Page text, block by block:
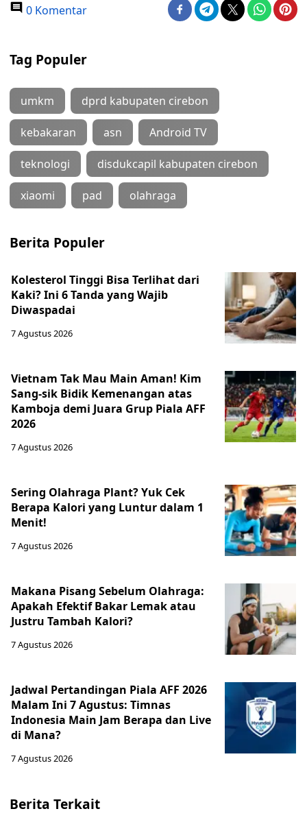
0 Komentar
Tag Populer
umkm dprd kabupaten cirebon
kebakaran asn Android TV
teknologi disdukcapil kabupaten cirebon
xiaomi pad olahraga
Berita Populer
Kolesterol Tinggi Bisa Terlihat dari
Kaki? Ini 6 Tanda yang Wajib
Diwaspadai
7 Agustus 2026
Vietnam Tak Mau Main Aman! Kim
Sang-sik Bidik Kemenangan atas
Kamboja demi Juara Grup Piala AFF
2026
7 Agustus 2026
Sering Olahraga Plant? Yuk Cek
Berapa Kalori yang Luntur dalam 1
Menit!
7 Agustus 2026
Makana Pisang Sebelum Olahraga:
Apakah Efektif Bakar Lemak atau
Justru Tambah Kalori?
7 Agustus 2026
Jadwal Pertandingan Piala AFF 2026
Malam Ini 7 Agustus: Timnas
Indonesia Main Jam Berapa dan Live
di Mana?
7 Agustus 2026
Berita Terkait